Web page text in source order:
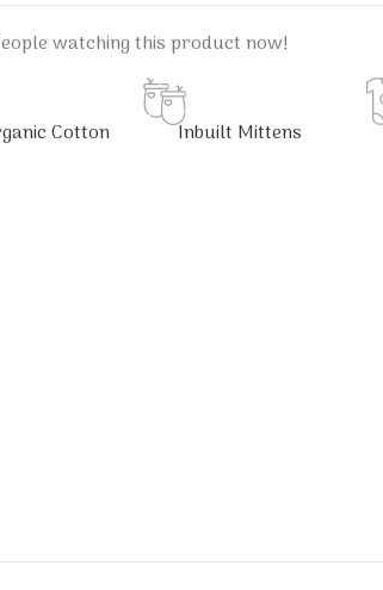
watching this product now!
Cotton Inbuilt Mittens